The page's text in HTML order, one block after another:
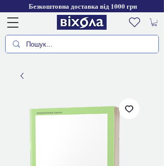
Безкоштовна доставка від 1000 грн